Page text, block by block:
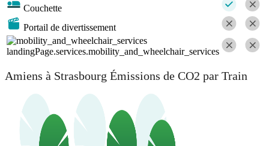
Couchette
Portail de divertissement
landingPage.services.mobility_and_wheelchair_services
Amiens à Strasbourg Émissions de CO2 par Train